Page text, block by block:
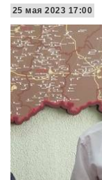
25 мая 2023 17:00